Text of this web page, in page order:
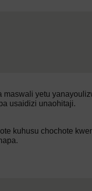
maswali yetu
usaidizi unaohitaji.
kuhusu chochote